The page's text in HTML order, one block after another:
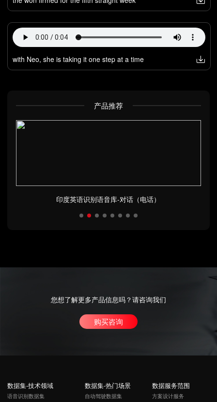
with Neo, she is taking it one step at a time
产品推荐
印度英语识别语音库-对话（电话）
您想了解更多产品信息吗？请咨询我们
购买咨询
数据集-技术领域
语音识别数据集
数据集-热门场景
自动驾驶数据集
数据服务范围
方案设计服务